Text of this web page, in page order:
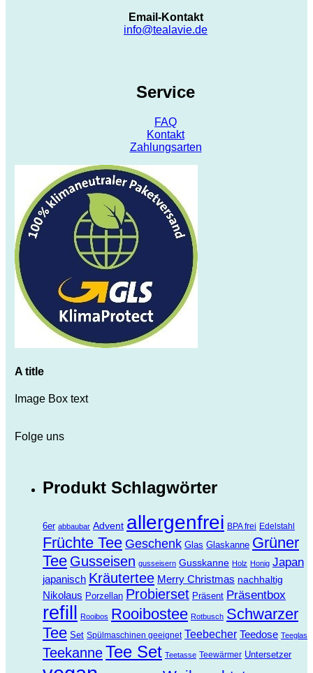
Email-Kontakt
info@tealavie.de
Service
FAQ
Kontakt
Zahlungsarten
A title
Image Box text
Folge uns
Produkt Schlagwörter
6er abbaubar Advent allergenfrei BPA frei Edelstahl
Früchte Tee Geschenk Glas Glaskanne Grüner
Tee Gusseisen gusseisern Gusskanne Holz Honig Japan
japanisch Kräutertee Merry Christmas nachhaltig
Nikolaus Porzellan Probierset Präsent Präsentbox
refill Rooibos Rooibostee Rotbusch Schwarzer
Tee Set Spülmaschinen geeignet Teebecher Teedose Teeglas
TeekanneTee Set Teetasse Teewärmer Untersetzer